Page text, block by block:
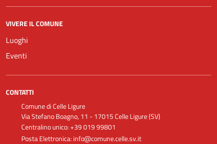
VIVERE IL COMUNE
Luoghi
Eventi
CONTATTI
Comune di Celle Ligure
Via Stefano Boagno, 11 - 17015 Celle Ligure (SV)
Centralino unico: +39 019 99801
Posta Elettronica: info@comune.celle.sv.it